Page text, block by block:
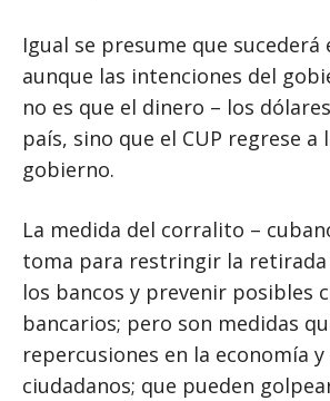
Igual se presume que sucederá
aunque las intenciones del
no es que el dinero – los
país, sino que el CUP regrese a
gobierno.
La medida del corralito –
toma para restringir la retirada
los bancos y prevenir posibles
bancarios; pero son medidas
repercusiones en la economía y
ciudadanos; que pueden